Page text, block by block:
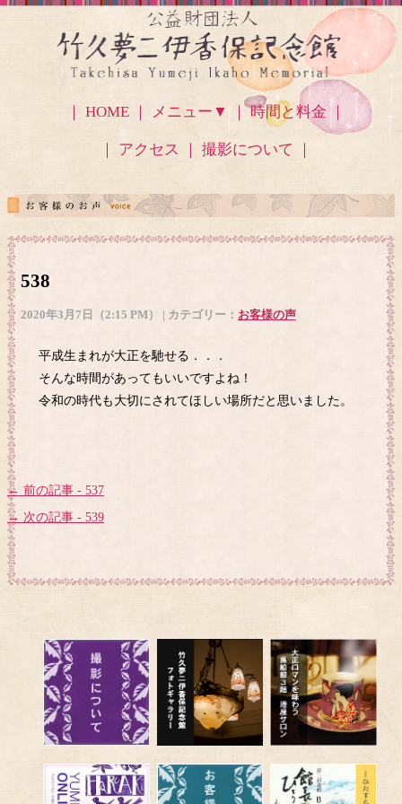
｜ HOME ｜ メニュー▼ ｜ 時間と料金 ｜
｜ アクセス ｜ 撮影について ｜
538
2020年3月7日（2:15 PM） | カテゴリー： お客様の声
平成生まれが大正を馳せる．．．
そんな時間があってもいいですよね！
令和の時代も大切にされてほしい場所だと思いました。
← 前の記事 - 537
→ 次の記事 - 539